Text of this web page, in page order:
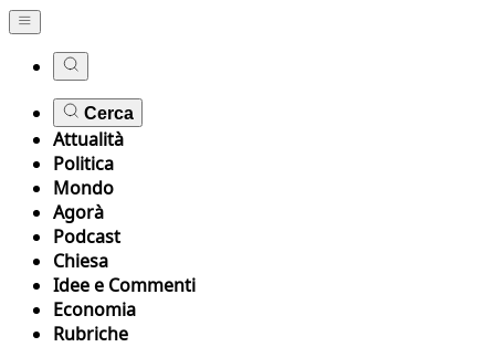
Cerca
Attualità
Politica
Mondo
Agorà
Podcast
Chiesa
Idee e Commenti
Economia
Rubriche